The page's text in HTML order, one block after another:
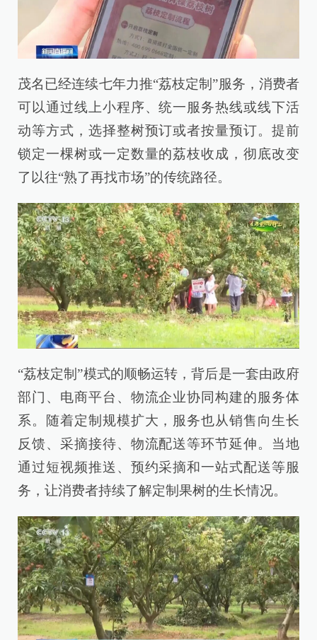
茂名已经连续七年力推“荔枝定制”服务，消费者
可以通过线上小程序、统一服务热线或线下活
动等方式，选择整树预订或者按量预订。提前
锁定一棵树或一定数量的荔枝收成，彻底改变
了以往“熟了再找市场”的传统路径。
“荔枝定制”模式的顺畅运转，背后是一套由政府
部门、电商平台、物流企业协同构建的服务体
系。随着定制规模扩大，服务也从销售向生长
反馈、采摘接待、物流配送等环节延伸。当地
通过短视频推送、预约采摘和一站式配送等服
务，让消费者持续了解定制果树的生长情况。